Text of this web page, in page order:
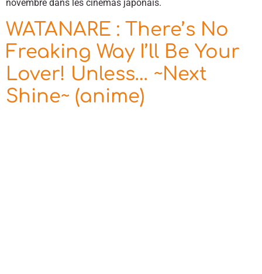
novembre dans les cinémas japonais.
WATANARE : There’s No
Freaking Way I’ll Be Your
Lover! Unless… ~Next
Shine~ (anime)